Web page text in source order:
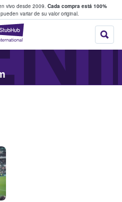
vivo desde 2009. Cada compra está 100%
variar de su valor original.
StubHub: donde
boletos